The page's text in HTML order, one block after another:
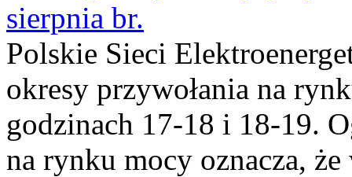
sierpnia br.
Polskie Sieci
okresy przywołania na
godzinach 17-18 i 18-19.
na rynku mocy oznacza,